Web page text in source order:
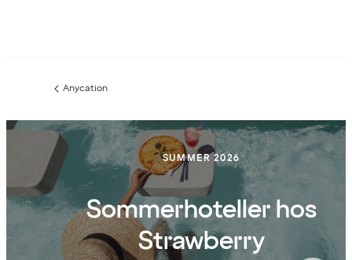
Forrige
:
Anycation
SUMMER 2026
Sommerhoteller hos
Strawberry